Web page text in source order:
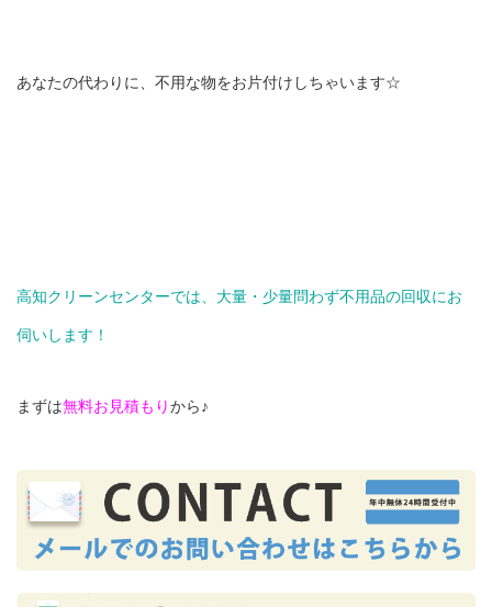
あなたの代わりに、不用な物をお片付けしちゃいます☆
高知クリーンセンターでは、大量・少量問わず不用品の回収にお
伺いします！
まずは無料お見積もりから♪